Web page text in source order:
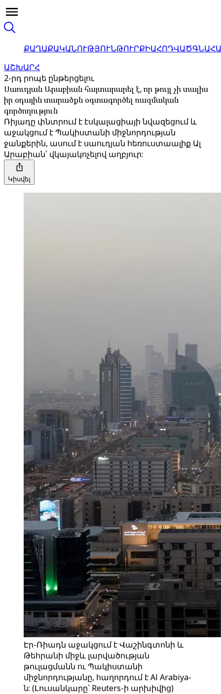
ՔԱՂԱՔԱԿԱՆՈՒԹՅՈՒՆԹՈՒՐՔԻԱՀՈԴՎԱԾ
ԱՇԽԱՐՀ
2-րդ րոպե ընթերցելու
Սաուդյան Արաբիան հայտարարել է, որ թույլ չի տալիս
իր օդային տարածքն օգտագործել ռազմական
գործողություն
Ռիյադը փնտրում է էսկալացիայի նվազեցում և
աջակցում է Պակիստանի միջնորդության
ջանքերին, ասում է սաուդյան հեռուստաալիք Ալ
Արաբիան՝ վկայակոչելով աղբյուր:
Կիսվել
Էր-Ռիադն աջակցում է Վաշինգտոնի և
Թեհրանի միջև լարվածության
թուլացմանն ու Պակիստանի
միջնորդությանը, հաղորդում է Al Arabiya-
ն: (Լուսանկարը՝ Reuters-ի արխիվից)